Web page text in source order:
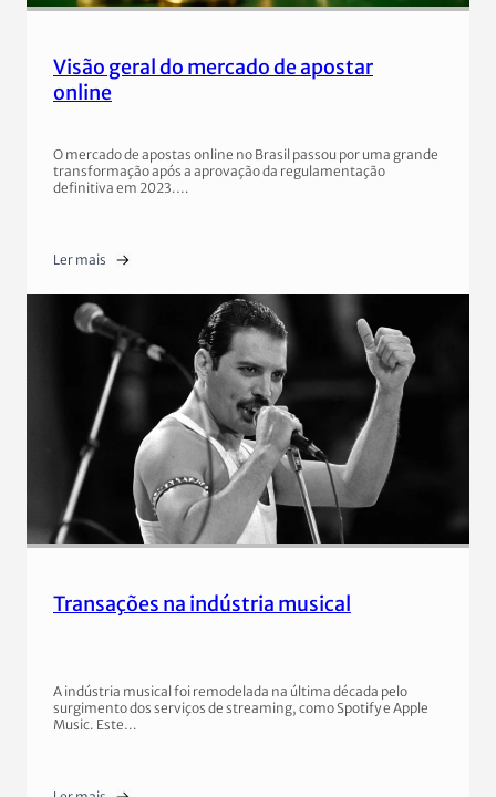
Visão geral do mercado de apostar
online
O mercado de apostas online no Brasil passou por uma grande
transformação após a aprovação da regulamentação
definitiva em 2023.…
Ler mais
Transações na indústria musical
A indústria musical foi remodelada na última década pelo
surgimento dos serviços de streaming, como Spotify e Apple
Music. Este…